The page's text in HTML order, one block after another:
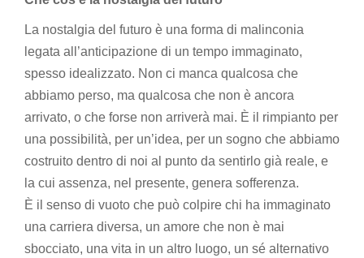
La nostalgia del futuro è una forma di malinconia
legata all’anticipazione di un tempo immaginato,
spesso idealizzato. Non ci manca qualcosa che
abbiamo perso, ma qualcosa che non è ancora
arrivato, o che forse non arriverà mai. È il rimpianto per
una possibilità, per un’idea, per un sogno che abbiamo
costruito dentro di noi al punto da sentirlo già reale, e
la cui assenza, nel presente, genera sofferenza.
È il senso di vuoto che può colpire chi ha immaginato
una carriera diversa, un amore che non è mai
sbocciato, una vita in un altro luogo, un sé alternativo